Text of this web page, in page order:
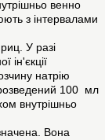
венно
з інтервалами
У разі
ін'єкції
натрію
100 мл
внутрішньо
Вона